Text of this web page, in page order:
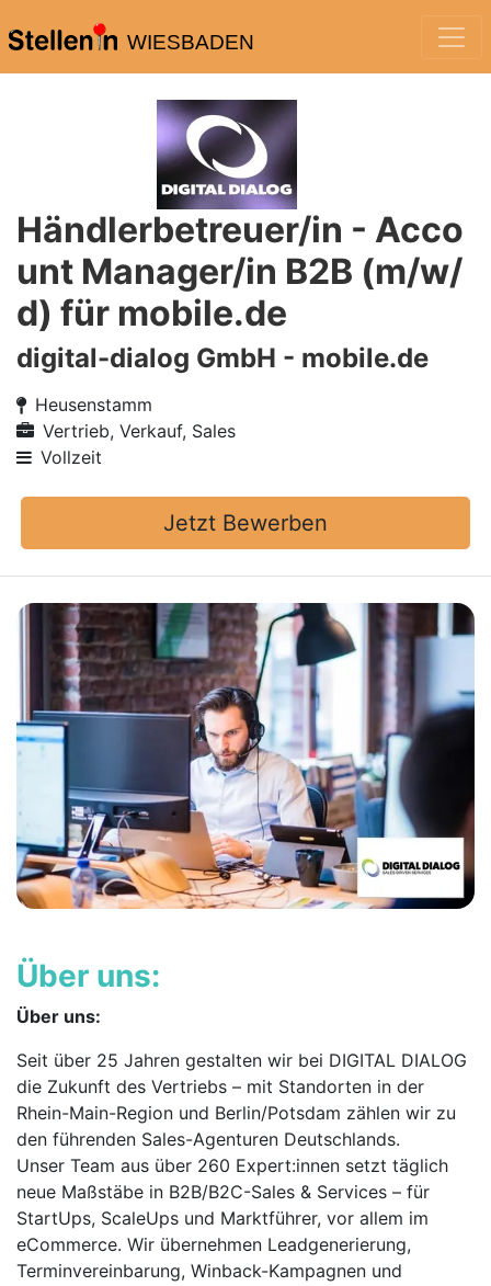
WIESBADEN
Händlerbetreuer/in - Acco
unt Manager/in B2B (m/w/
d) für mobile.de
digital-dialog GmbH - mobile.de
Heusenstamm
Vertrieb, Verkauf, Sales
Vollzeit
Jetzt Bewerben
Über uns:
Über uns:
Seit über 25 Jahren gestalten wir bei DIGITAL DIALOG
die Zukunft des Vertriebs – mit Standorten in der
Rhein-Main-Region und Berlin/Potsdam zählen wir zu
den führenden Sales-Agenturen Deutschlands.
Unser Team aus über 260 Expert:innen setzt täglich
neue Maßstäbe in B2B/B2C-Sales & Services – für
StartUps, ScaleUps und Marktführer, vor allem im
eCommerce. Wir übernehmen Leadgenerierung,
Terminvereinbarung, Winback-Kampagnen und